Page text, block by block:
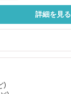
詳細を見る
）